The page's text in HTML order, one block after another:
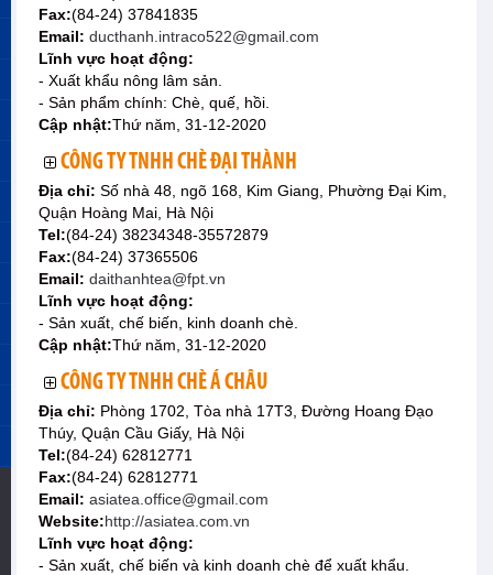
Fax:(84-24) 37841835
Email: ducthanh.intraco522@gmail.com
Lĩnh vực hoạt động:
- Xuất khẩu nông lâm sản.
- Sản phẩm chính: Chè, quế, hồi.
Cập nhật:Thứ năm, 31-12-2020
CÔNG TY TNHH CHÈ ĐẠI THÀNH
Địa chỉ: Số nhà 48, ngõ 168, Kim Giang, Phường Đại Kim,
Quận Hoàng Mai, Hà Nội
Tel:(84-24) 38234348-35572879
Fax:(84-24) 37365506
Email: daithanhtea@fpt.vn
Lĩnh vực hoạt động:
- Sản xuất, chế biến, kinh doanh chè.
Cập nhật:Thứ năm, 31-12-2020
CÔNG TY TNHH CHÈ Á CHÂU
Địa chỉ: Phòng 1702, Tòa nhà 17T3, Đường Hoang Đạo
Thúy, Quận Cầu Giấy, Hà Nội
Tel:(84-24) 62812771
Fax:(84-24) 62812771
Email: asiatea.office@gmail.com
Website:http://asiatea.com.vn
Lĩnh vực hoạt động:
- Sản xuất, chế biến và kinh doanh chè để xuất khẩu.